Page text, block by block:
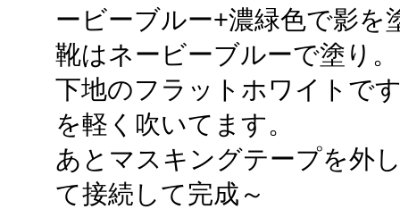
ービーブルー+濃緑色で影を
靴はネービーブルーで塗り
下地のフラットホワイトで
を軽く吹いてます。
あとマスキングテープを外
て接続して完成～